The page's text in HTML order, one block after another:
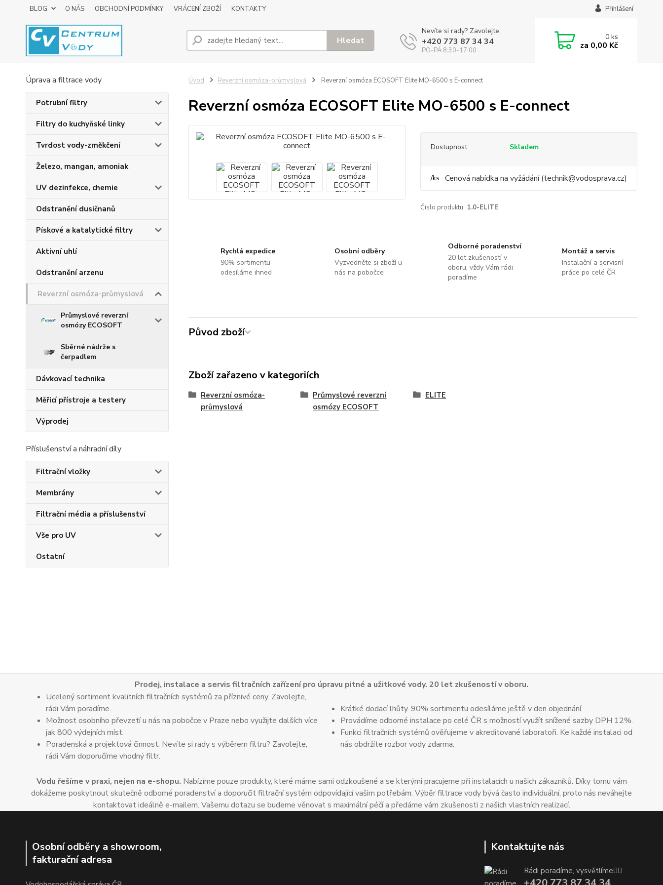
BLOG O NÁS OBCHODNÍ PODMÍNKY VRÁCENÍ ZBOŽÍ KONTAKTY Přihlášení
Hledat
Nevíte si rady? Zavolejte.
+420 773 87 34 34
PO-PÁ 8:30-17:00
0ks
za 0,00 Kč
Úprava a filtrace vody
Potrubní filtry
Filtry do kuchyňské linky
Tvrdost vody-změkčení
Železo, mangan, amoniak
UV dezinfekce, chemie
Odstranění dusičnanů
Pískové a katalytické filtry
Aktivní uhlí
Odstranění arzenu
Reverzní osmóza-průmyslová
Průmyslové reverzní
osmózy ECOSOFT
Sběrné nádrže s
čerpadlem
Dávkovací technika
Měřicí přístroje a testery
Výprodej
Příslušenství a náhradní díly
Filtrační vložky
Membrány
Filtrační média a příslušenství
Vše pro UV
Ostatní
Úvod Reverzní osmóza-průmyslová Reverzní osmóza ECOSOFT Elite MO-6500 s E-connect
Reverzní osmóza ECOSOFT Elite MO-6500 s E-connect
Dostupnost Skladem
/ks Cenová nabídka na vyžádání (technik@vodosprava.cz)
Číslo produktu: 1.0-ELITE
Rychlá expedice
90% sortimentu
odesíláme ihned
Osobní odběry
Vyzvedněte si zboží u
nás na pobočce
Odborné poradenství
20 let zkušeností v
oboru, vždy Vám rádi
poradíme
Montáž a servis
Instalační a servisní
práce po celé ČR
Původ zboží
Zboží zařazeno v kategoriích
Reverzní osmóza-
průmyslová
Průmyslové reverzní
osmózy ECOSOFT
ELITE
Prodej, instalace a servis filtračních zařízení pro úpravu pitné a užitkové vody. 20 let zkušeností v oboru.
Ucelený sortiment kvalitních filtračních systémů za příznivé ceny. Zavolejte,
rádi Vám poradíme.
Možnost osobního převzetí u nás na pobočce v Praze nebo využijte dalších více
jak 800 výdejních míst.
Poradenská a projektová činnost. Nevíte si rady s výběrem filtru? Zavolejte,
rádi Vám doporučíme vhodný filtr.
Krátké dodací lhůty. 90% sortimentu odesíláme ještě v den objednání.
Provádíme odborné instalace po celé ČR s možností využít snížené sazby DPH 12%.
Funkci filtračních systémů ověřujeme v akreditované laboratoři. Ke každé instalaci od
nás obdržíte rozbor vody zdarma.
Vodu řešíme v praxi, nejen na e-shopu. Nabízíme pouze produkty, které máme sami odzkoušené a se kterými pracujeme při instalacích u našich zákazníků. Díky tomu vám
dokážeme poskytnout skutečně odborné poradenství a doporučit filtrační systém odpovídající vašim potřebám. Výběr filtrace vody bývá často individuální, proto nás neváhejte
kontaktovat ideálně e-mailem. Vašemu dotazu se budeme věnovat s maximální péčí a předáme vám zkušenosti z našich vlastních realizací.
Osobní odběry a showroom,
fakturační adresa
Kontaktujte nás
Rádi poradíme, vysvětlíme👌🏼